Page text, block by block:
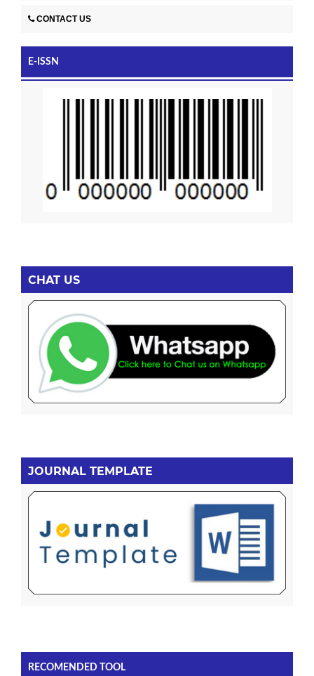
CONTACT US
E-ISSN
CHAT US
JOURNAL TEMPLATE
RECOMENDED TOOL